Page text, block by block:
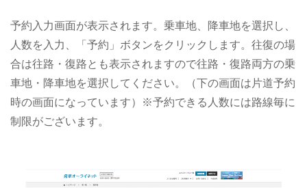
予約入力画面が表示されます。乗車地、降車地を選択し、
人数を入力、「予約」ボタンをクリックします。往復の場
合は往路・復路とも表示されますので往路・復路両方の乗
車地・降車地を選択してください。（下の画面は片道予約
時の画面になっています）※予約できる人数には路線毎に
制限がございます。